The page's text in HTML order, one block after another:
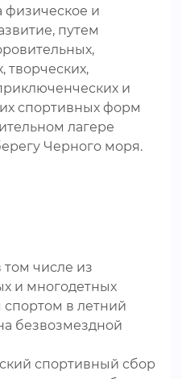
физическое и
путем
творческих,
и
спортивных форм
лагере
Черного моря.
том числе из
и многодетных
спортом в летний
безвозмездной
спортивный сбор